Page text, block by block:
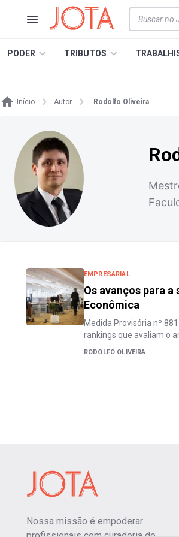
PODER TRIBUTOS
Início Autor Rodolfo Oliveira
EMPRESARIAL
Os avanços para
Econômica
Medida Provisória nº
rankings que avaliam o
RODOLFO OLIVEIRA
Nossa missão é empoderar